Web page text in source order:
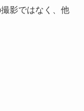
影ではなく、他